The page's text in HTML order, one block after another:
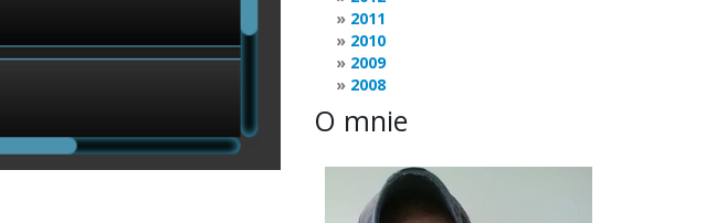
2011
2010
2009
2008
O mnie